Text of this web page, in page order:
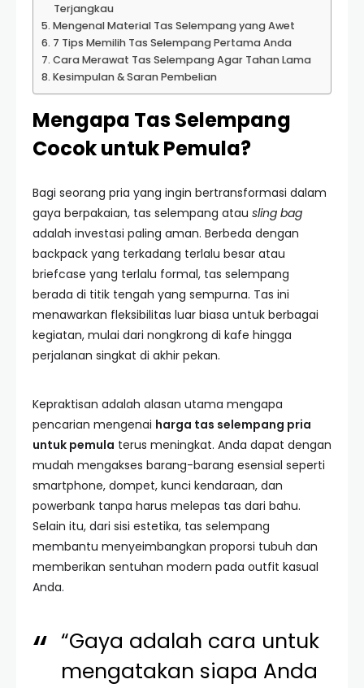
Terjangkau
Mengenal Material Tas Selempang yang Awet
7 Tips Memilih Tas Selempang Pertama Anda
Cara Merawat Tas Selempang Agar Tahan Lama
Kesimpulan & Saran Pembelian
Mengapa Tas Selempang
Cocok untuk Pemula?
Bagi seorang pria yang ingin bertransformasi dalam
gaya berpakaian, tas selempang atau sling bag
adalah investasi paling aman. Berbeda dengan
backpack yang terkadang terlalu besar atau
briefcase yang terlalu formal, tas selempang
berada di titik tengah yang sempurna. Tas ini
menawarkan fleksibilitas luar biasa untuk berbagai
kegiatan, mulai dari nongkrong di kafe hingga
perjalanan singkat di akhir pekan.
Kepraktisan adalah alasan utama mengapa
pencarian mengenai harga tas selempang pria
untuk pemula terus meningkat. Anda dapat dengan
mudah mengakses barang-barang esensial seperti
smartphone, dompet, kunci kendaraan, dan
powerbank tanpa harus melepas tas dari bahu.
Selain itu, dari sisi estetika, tas selempang
membantu menyeimbangkan proporsi tubuh dan
memberikan sentuhan modern pada outfit kasual
Anda.
“Gaya adalah cara untuk
mengatakan siapa Anda